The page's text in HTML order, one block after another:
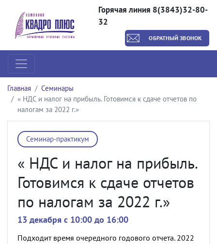
Горячая линия 8(3843)32-80-
32
ОБРАТНЫЙ ЗВОНОК
Главная
Семинары
« НДС и налог на прибыль. Готовимся к сдаче отчетов по
налогам за 2022 г.»
Семинар-практикум
« НДС и налог на прибыль.
Готовимся к сдаче отчетов
по налогам за 2022 г.»
13 декабря c 10:00 до 16:00
Подходит время очередного годового отчета. 2022